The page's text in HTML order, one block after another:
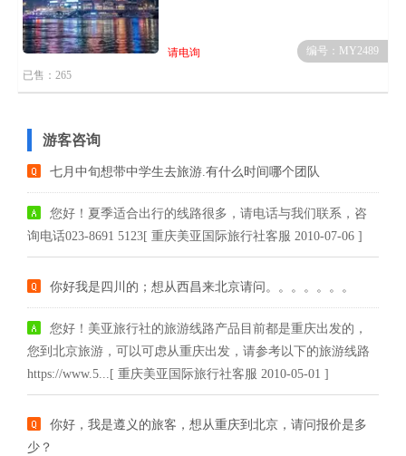
请电询
编号：MY2489
已售：265
游客咨询
七月中旬想带中学生去旅游.有什么时间哪个团队
您好！夏季适合出行的线路很多，请电话与我们联系，咨
询电话023-8691 5123[ 重庆美亚国际旅行社客服 2010-07-06 ]
你好我是四川的；想从西昌来北京请问。。。。。。。
您好！美亚旅行社的旅游线路产品目前都是重庆出发的，
您到北京旅游，可以可虑从重庆出发，请参考以下的旅游线路
https://www.5...[ 重庆美亚国际旅行社客服 2010-05-01 ]
你好，我是遵义的旅客，想从重庆到北京，请问报价是多
少？